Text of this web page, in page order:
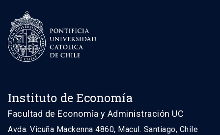
Instituto de Economía
Facultad de Economía y Administración UC
Avda. Vicuña Mackenna 4860, Macul. Santiago, Chile